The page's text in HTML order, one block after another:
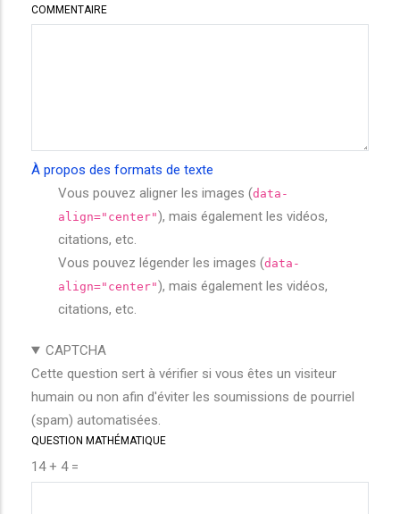
COMMENTAIRE
À propos des formats de texte
Vous pouvez aligner les images (data-
align="center"), mais également les vidéos,
citations, etc.
Vous pouvez légender les images (data-
align="center"), mais également les vidéos,
citations, etc.
CAPTCHA
Cette question sert à vérifier si vous êtes un visiteur
humain ou non afin d'éviter les soumissions de pourriel
(spam) automatisées.
QUESTION MATHÉMATIQUE
14 + 4 =